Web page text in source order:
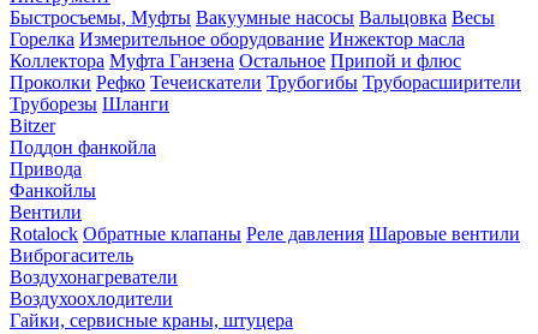
Быстросъемы, Муфты Вакуумные насосы Вальцовка Весы
Горелка Измерительное оборудование Инжектор масла
Коллектора Муфта Ганзена Остальное Припой и флюс
Проколки Рефко Течеискатели Трубогибы Труборасширители
Труборезы Шланги
Bitzer
Поддон фанкойла
Привода
Фанкойлы
Вентили
Rotalock Обратные клапаны Реле давления Шаровые вентили
Виброгаситель
Воздухонагреватели
Воздухоохлодители
Гайки, сервисные краны, штуцера